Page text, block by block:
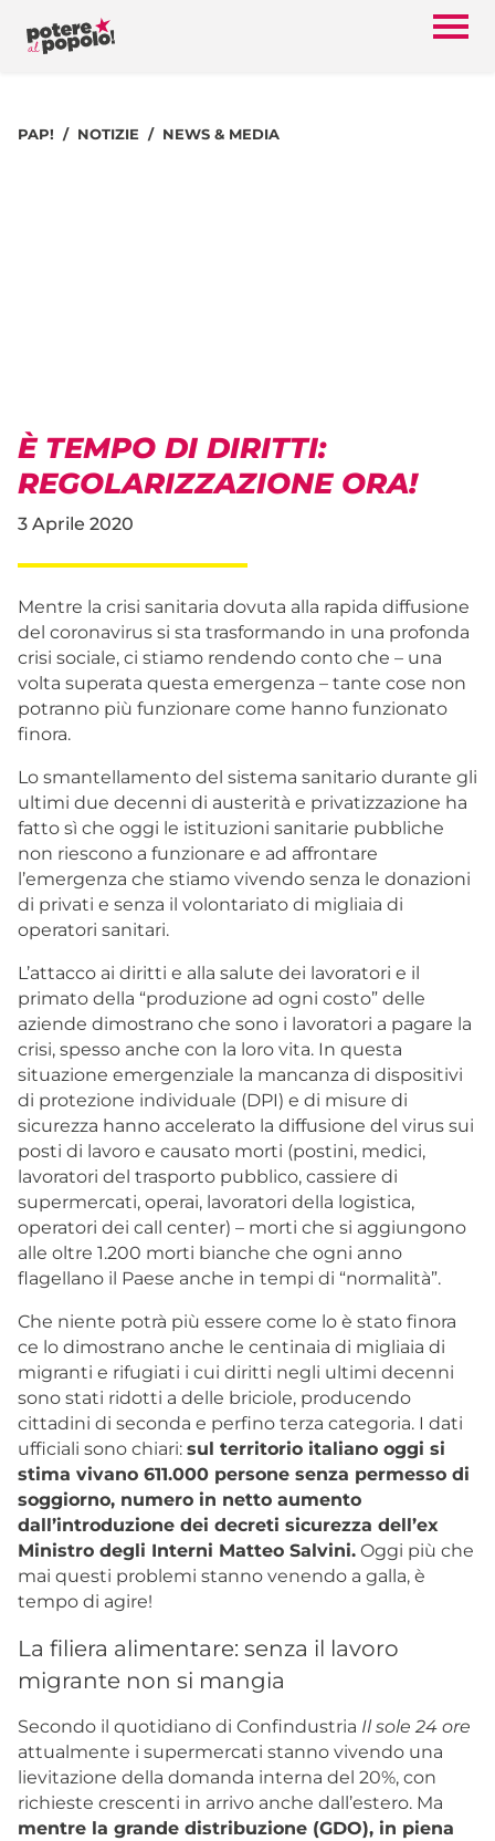
PAP! NOTIZIE NEWS & MEDIA
È TEMPO DI DIRITTI:
REGOLARIZZAZIONE ORA!
3 Aprile 2020
Mentre la crisi sanitaria dovuta alla rapida diffusione
del coronavirus si sta trasformando in una profonda
crisi sociale, ci stiamo rendendo conto che – una
volta superata questa emergenza – tante cose non
potranno più funzionare come hanno funzionato
finora.
Lo smantellamento del sistema sanitario durante gli
ultimi due decenni di austerità e privatizzazione ha
fatto sì che oggi le istituzioni sanitarie pubbliche
non riescono a funzionare e ad affrontare
l’emergenza che stiamo vivendo senza le donazioni
di privati e senza il volontariato di migliaia di
operatori sanitari.
L’attacco ai diritti e alla salute dei lavoratori e il
primato della “produzione ad ogni costo” delle
aziende dimostrano che sono i lavoratori a pagare la
crisi, spesso anche con la loro vita. In questa
situazione emergenziale la mancanza di dispositivi
di protezione individuale (DPI) e di misure di
sicurezza hanno accelerato la diffusione del virus sui
posti di lavoro e causato morti (postini, medici,
lavoratori del trasporto pubblico, cassiere di
supermercati, operai, lavoratori della logistica,
operatori dei call center) – morti che si aggiungono
alle oltre 1.200 morti bianche che ogni anno
flagellano il Paese anche in tempi di “normalità”.
Che niente potrà più essere come lo è stato finora
ce lo dimostrano anche le centinaia di migliaia di
migranti e rifugiati i cui diritti negli ultimi decenni
sono stati ridotti a delle briciole, producendo
cittadini di seconda e perfino terza categoria. I dati
ufficiali sono chiari: sul territorio italiano oggi si
stima vivano 611.000 persone senza permesso di
soggiorno, numero in netto aumento
dall’introduzione dei decreti sicurezza dell’ex
Ministro degli Interni Matteo Salvini. Oggi più che
mai questi problemi stanno venendo a galla, è
tempo di agire!
La filiera alimentare: senza il lavoro
migrante non si mangia
Secondo il quotidiano di Confindustria Il sole 24 ore
attualmente i supermercati stanno vivendo una
lievitazione della domanda interna del 20%, con
richieste crescenti in arrivo anche dall’estero. Ma
mentre la grande distribuzione (GDO), in piena